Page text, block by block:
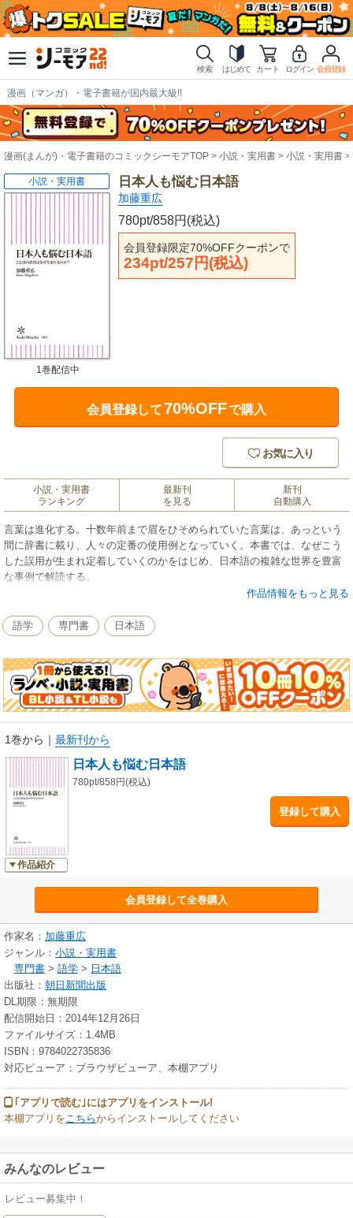
検索 はじめて カート ログイン 会員登録
漫画（マンガ）・電子書籍が国内最大級!!
漫画(まんが)・電子書籍のコミックシーモアTOP 小説・実用書 小説・実用書
日本人も悩む日本語
加藤重広
780pt/858円(税込)
会員登録限定70%OFFクーポンで
234pt/257円(税込)
小説・実用書
1巻配信中
会員登録して70%OFFで購入
お気に入り
小説・実用書
ランキング
最新刊
を見る
新刊
自動購入
言葉は進化する。十数年前まで眉をひそめられていた言葉は、あっという
間に辞書に載り、人々の定番の使用例となっていく。本書では、なぜこう
した誤用が生まれ定着していくのかをはじめ、日本語の複雑な世界を豊富
な事例で解読する。
作品情報をもっと見る
語学 専門書 日本語
1巻から ｜ 最新刊から
作品紹介
日本人も悩む日本語
780pt/858円(税込)
登録して購入
会員登録して全巻購入
作家名： 加藤重広
ジャンル： 小説・実用書
専門書 > 語学 > 日本語
出版社： 朝日新聞出版
DL期限：無期限
配信開始日：2014年12月26日
ファイルサイズ：1.4MB
ISBN：9784022735836
対応ビューア：ブラウザビューア、本棚アプリ
｢アプリで読む｣にはアプリをインストール!
本棚アプリをこちらからインストールしてください
みんなのレビュー
レビュー募集中！